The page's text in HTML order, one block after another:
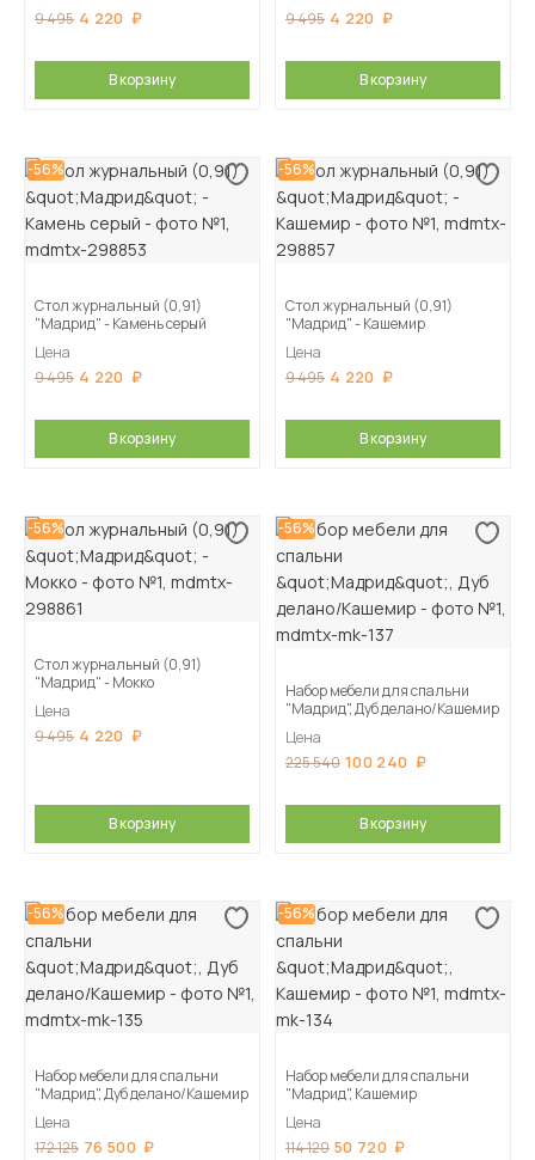
9 495 4 220
В корзину
9 495 4 220
В корзину
-56%
Стол журнальный (0,91)
"Мадрид" - Камень серый
Цена
9 495 4 220
В корзину
-56%
Стол журнальный (0,91)
"Мадрид" - Кашемир
Цена
9 495 4 220
В корзину
-56%
Стол журнальный (0,91)
"Мадрид" - Мокко
Цена
9 495 4 220
В корзину
-56%
Набор мебели для спальни
"Мадрид", Дуб делано/Кашемир
Цена
225 540 100 240
В корзину
-56%
Набор мебели для спальни
"Мадрид", Дуб делано/Кашемир
Цена
172 125 76 500
-56%
Набор мебели для спальни
"Мадрид", Кашемир
Цена
114 120 50 720